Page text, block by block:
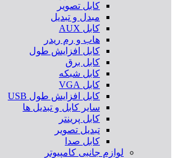
کابل تصویر
مبدل و تبدیل
کابل AUX
هاب و رم ریدر
کابل افزایش طول
کابل برق
کابل شبکه
کابل VGA
کابل افزایش طول USB
سایر کابل و تبدیل ها
کابل پرینتر
تبدیل تصویر
کابل صدا
لوازم جانبی کامپیوتر